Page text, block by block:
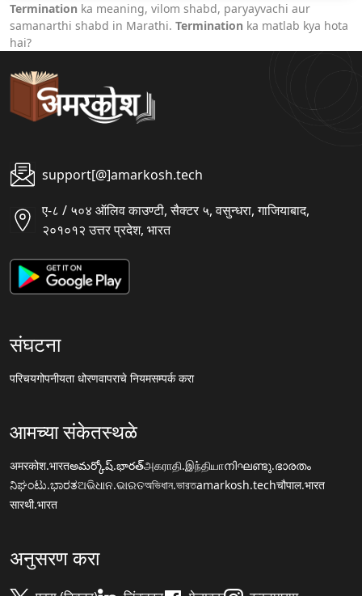
Termination ka meaning, vilom shabd, paryayvachi aur
samanarthi shabd in Marathi. Termination ka matlab kya hota
hai?
support[@]amarkosh.tech
ए-८ / ५०४ ऑलिव काउण्टी, सैक्टर ५, वसुन्धरा, गाजियाबाद,
२०१०१२ उत्तर प्रदेश, भारत
संघटना
परिचयगोपनीयता धोरणवापराचे नियमसम्पर्क करा
आमच्या संकेतस्थळे
अमरकोश.भारतఅమర్కోష్.భారత్அகராதி.இந்தியாനിഘണ്ടു.ഭാരതം
ನಿಘಂಟು.ಭಾರತଅଭିଧାନ.ଭାରତঅভিধান.ভারতamarkosh.techचौपाल.भारत
सारथी.भारत
अनुसरण करा